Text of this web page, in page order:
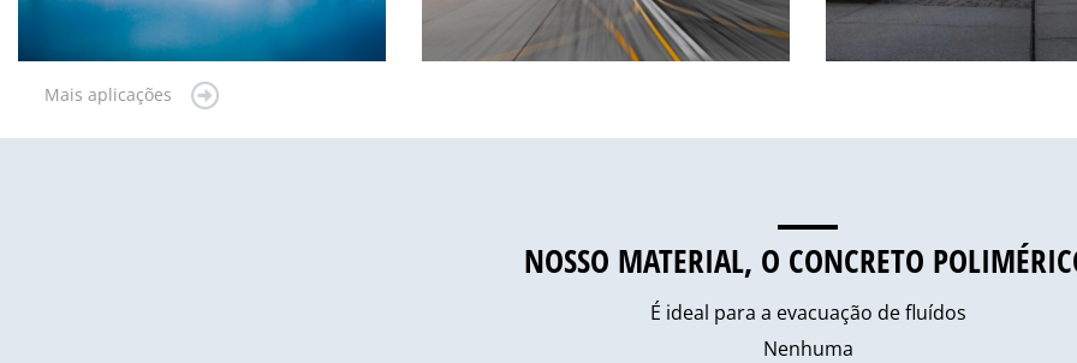
Mais aplicações
NOSSO MATERIAL, O CONCRETO
É ideal para a evacuação de fluídos
Nenhuma